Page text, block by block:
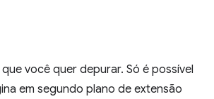
você quer depurar. Só é possível
em segundo plano de extensão